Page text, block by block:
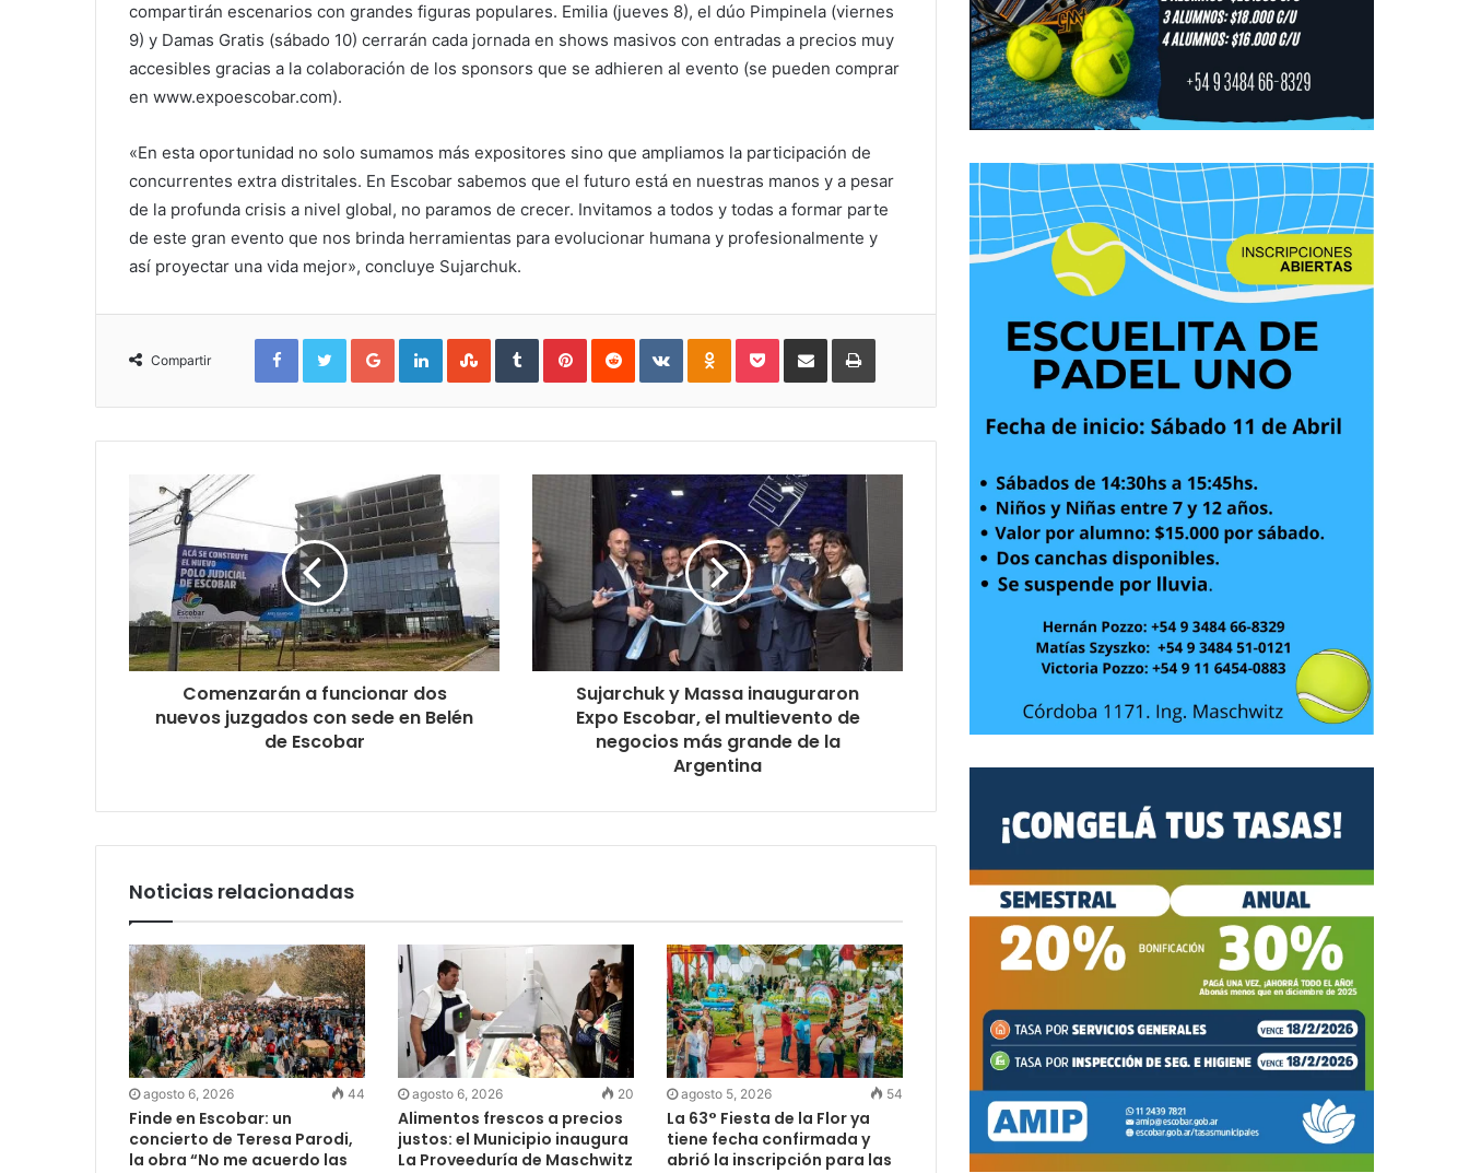
compartirán escenarios con grandes figuras populares. Emilia (jueves 8), el dúo Pimpinela (viernes
9) y Damas Gratis (sábado 10) cerrarán cada jornada en shows masivos con entradas a precios muy
accesibles gracias a la colaboración de los sponsors que se adhieren al evento (se pueden comprar
en www.expoescobar.com).
«En esta oportunidad no solo sumamos más expositores sino que ampliamos la participación de
concurrentes extra distritales. En Escobar sabemos que el futuro está en nuestras manos y a pesar
de la profunda crisis a nivel global, no paramos de crecer. Invitamos a todos y todas a formar parte
de este gran evento que nos brinda herramientas para evolucionar humana y profesionalmente y
así proyectar una vida mejor», concluye Sujarchuk.
Compartir
FacebookTwitterGoogle+LinkedInStumbleUpon
TumblrPinterestReddit VKontakteOdnoklassniki
PocketShare
Email
Print
Comenzarán a funcionar dos
nuevos juzgados con sede en Belén
de Escobar
Sujarchuk y Massa inauguraron
Expo Escobar, el multievento de
negocios más grande de la
Argentina
Noticias relacionadas
agosto 6, 2026 44
Finde en Escobar: un
concierto de Teresa Parodi,
la obra “No me acuerdo las
agosto 6, 2026 20
Alimentos frescos a precios
justos: el Municipio inaugura
La Proveeduría de Maschwitz
agosto 5, 2026 54
La 63° Fiesta de la Flor ya
tiene fecha confirmada y
abrió la inscripción para las